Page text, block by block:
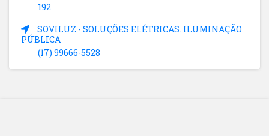
192
SOVILUZ - SOLUÇÕES ELÉTRICAS. ILUMINAÇÃO
PÚBLICA
(17) 99666-5528